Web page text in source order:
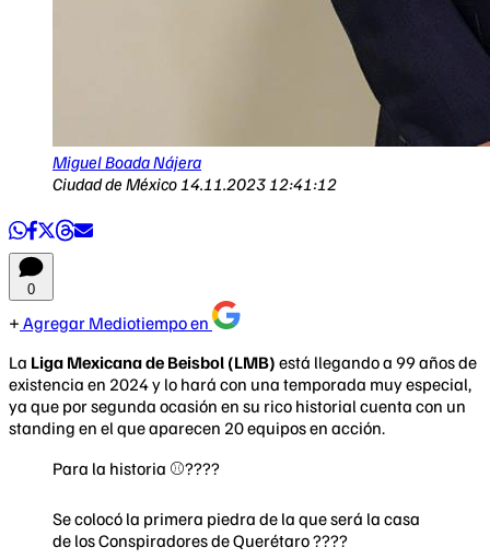
Miguel Boada Nájera
Ciudad de México 14.11.2023 12:41:12
0
Agregar Mediotiempo en
La Liga Mexicana de Beisbol (LMB) está llegando a 99 años de
existencia en 2024 y lo hará con una temporada muy especial,
ya que por segunda ocasión en su rico historial cuenta con un
standing en el que aparecen 20 equipos en acción.
Para la historia ⚾️????
Se colocó la primera piedra de la que será la casa
de los Conspiradores de Querétaro ????